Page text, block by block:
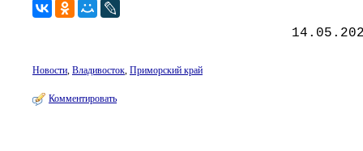
Новости, Владивосток, Приморский край
Комментировать